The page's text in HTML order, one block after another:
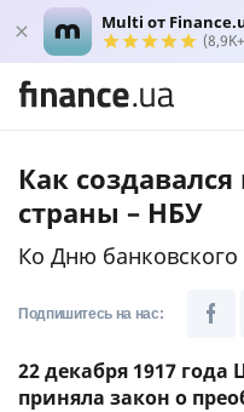
Multi от
Как
страны – НБУ
Ко Дню банковского
Подпишитесь на нас:
22 декабря 1917
приняла закон о